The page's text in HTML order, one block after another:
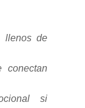
llenos de
conectan
si